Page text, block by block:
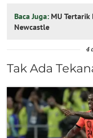
Baca Juga: MU Tertarik
Newcastle
4
Tak Ada